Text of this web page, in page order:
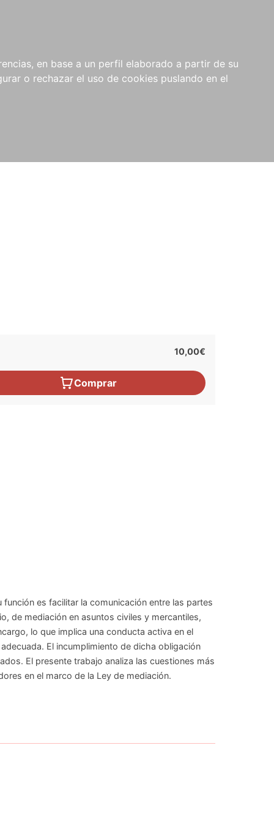
en base a un perfil elaborado a partir de su
o rechazar el uso de cookies puslando en el
10,00€
Comprar
es facilitar la comunicación entre las partes
de mediación en asuntos civiles y mercantiles,
lo que implica una conducta activa en el
El incumplimiento de dicha obligación
El presente trabajo analiza las cuestiones más
en el marco de la Ley de mediación.